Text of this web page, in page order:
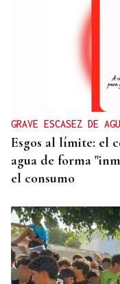
GRAVE ESCASEZ DE
Esgos al límite: el
agua de forma
el consumo